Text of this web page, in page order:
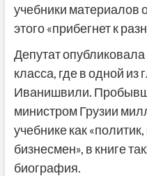
учебники материалов
этого «прибегнет к
Депутат
класса, где в одной из
Иванишвили.
министром Грузии
учебнике как
бизнесмен», в книге
биография.